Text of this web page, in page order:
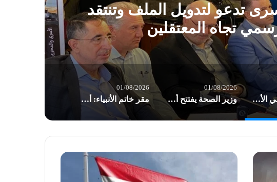
تدعو لتدويل الملف وتنتقد
تجاه المعتقلين
ندوة لهيئة ممثلي الأسرى تدعو لتدويل الملف وتنتقد التقصير الرسمي تجاه المعتقلين
01/08/2026
وزير الصحة يفتتح أقسامًا جديدة بمستشفى بيروت الحكومي: مسيرة الإصلاح مستمرة
01/08/2026
مقر خاتم الأنبياء: أميركا تسير بوتيرة نحو إشعال حرب إقليمية شاملة